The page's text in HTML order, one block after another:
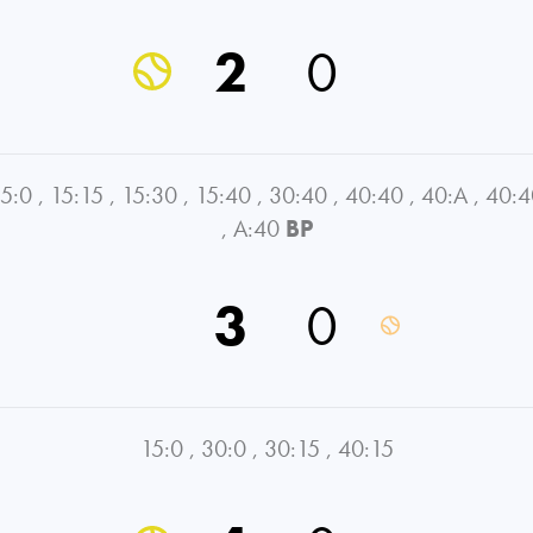
2 0
, 15:15 , 15:30 , 15:40 , 30:40 , 40:40 , 40:A ,
, A:40 BP
3 0
15:0 , 30:0 , 30:15 , 40:15